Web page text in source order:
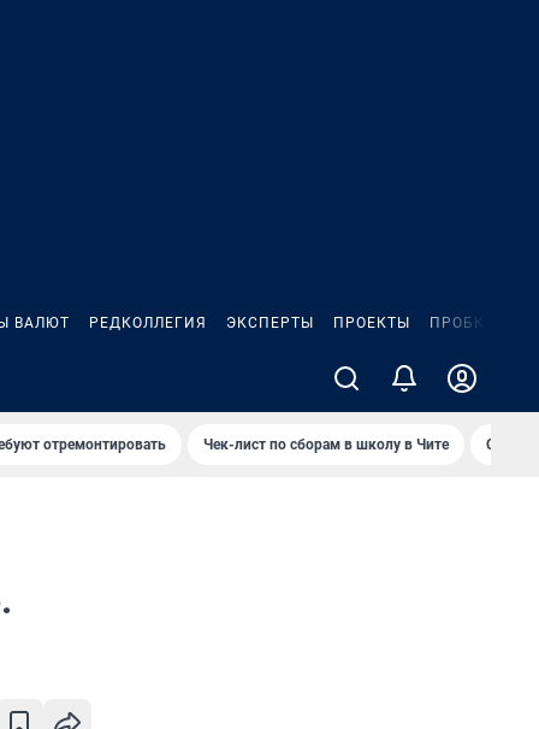
ВАЛЮТ РЕДКОЛЛЕГИЯ ЭКСПЕРТЫ ПРОЕКТЫ ПРОБКИ
отремонтировать Чек-лист по сборам в школу в Чите